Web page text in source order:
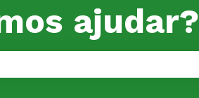
ajudar?